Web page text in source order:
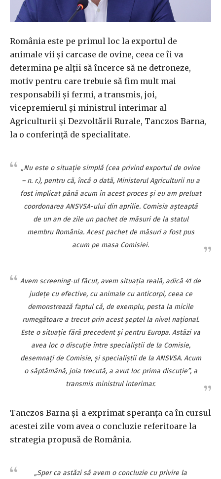
România este pe primul loc la exportul de
animale vii şi carcase de ovine, ceea ce îi va
determina pe alţii să încerce să ne detroneze,
motiv pentru care trebuie să fim mult mai
responsabili şi fermi, a transmis, joi,
vicepremierul şi ministrul interimar al
Agriculturii şi Dezvoltării Rurale, Tanczos Barna,
la o conferinţă de specialitate.
„Nu este o situaţie simplă (cea privind exportul de ovine
– n. r.), pentru că, încă o dată, Ministerul Agriculturii nu a
fost implicat până acum în acest proces şi eu am preluat
coordonarea ANSVSA-ului din aprilie. Comisia aşteaptă
de un an de zile un pachet de măsuri de la statul
membru România. Acest pachet de măsuri a fost pus
acum pe masa Comisiei.
Avem screening-ul făcut, avem situaţia reală, adică 41 de
judeţe cu efective, cu animale cu anticorpi, ceea ce
demonstrează faptul că, de exemplu, pesta la micile
rumegătoare a trecut prin acest şeptel la nivel naţional.
Este o situaţie fără precedent şi pentru Europa. Astăzi va
avea loc o discuţie între specialiştii de la Comisie,
desemnaţi de Comisie, şi specialiştii de la ANSVSA. Acum
o săptămână, joia trecută, a avut loc prima discuţie”, a
transmis ministrul interimar.
Tanczos Barna şi-a exprimat speranţa ca în cursul
acestei zile vom avea o concluzie referitoare la
strategia propusă de România.
„Sper ca astăzi să avem o concluzie cu privire la